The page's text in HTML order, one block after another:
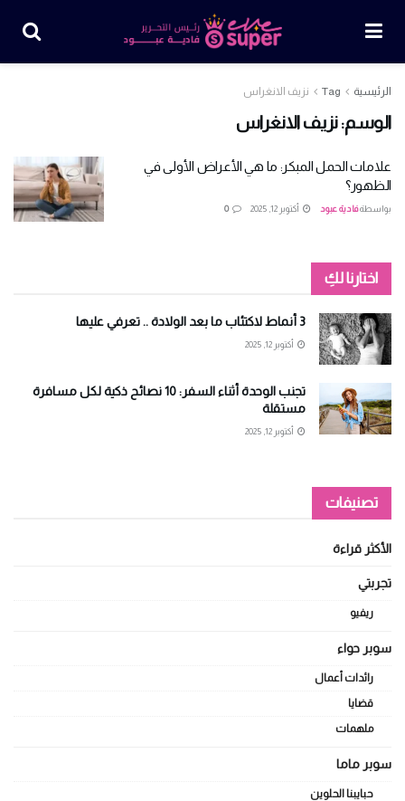
الرئيسية Tag نزيف الانغراس
الوسم:نزيف الانغراس
علامات الحمل المبكر: ما هي الأعراض الأولى في
الظهور؟
بواسطةفادية عبود أكتوبر 12, 2025 0
اختارنا لكِ
3 أنماط لاكتئاب ما بعد الولادة .. تعرفي عليها
أكتوبر 12, 2025
تجنب الوحدة أثناء السفر: 10 نصائح ذكية لكل مسافرة
مستقلة
أكتوبر 12, 2025
تصنيفات
الأكثر قراءة
تجربتي
ريفيو
سوبر حواء
رائدات أعمال
قضايا
ملهمات
سوبر ماما
حبايبنا الحلوين